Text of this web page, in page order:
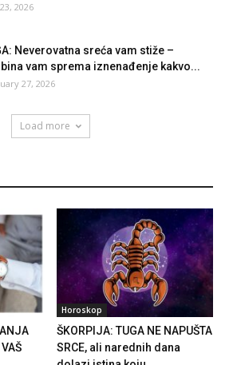
2026
Neverovatna sreća vam stiže –
vam sprema iznenađenje kakvo...
27, 2026
Load more
Horoskop
ŠKORPIJA: TUGA NE NAPUŠTA
SRCE, ali narednih dana